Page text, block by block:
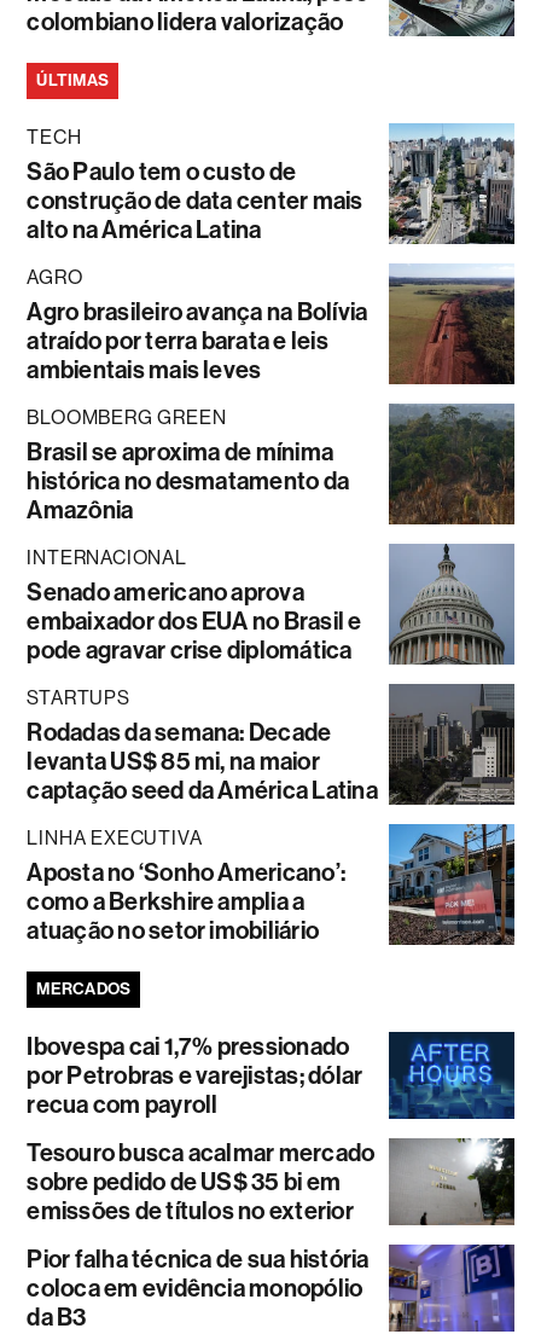
colombiano lidera valorização
ÚLTIMAS
TECH
São Paulo tem o custo de
construção de data center mais
alto na América Latina
AGRO
Agro brasileiro avança na Bolívia
atraído por terra barata e leis
ambientais mais leves
BLOOMBERG GREEN
Brasil se aproxima de mínima
histórica no desmatamento da
Amazônia
INTERNACIONAL
Senado americano aprova
embaixador dos EUA no Brasil e
pode agravar crise diplomática
STARTUPS
Rodadas da semana: Decade
levanta US$ 85 mi, na maior
captação seed da América Latina
LINHA EXECUTIVA
Aposta no ‘Sonho Americano’:
como a Berkshire amplia a
atuação no setor imobiliário
MERCADOS
Ibovespa cai 1,7% pressionado
por Petrobras e varejistas; dólar
recua com payroll
Tesouro busca acalmar mercado
sobre pedido de US$ 35 bi em
emissões de títulos no exterior
Pior falha técnica de sua história
coloca em evidência monopólio
da B3